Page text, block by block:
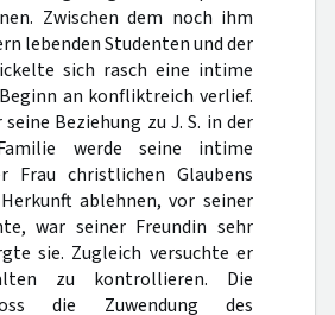
Zwischen dem noch ihm
lebenden Studenten und der
sich rasch eine intime
an konfliktreich verlief.
Beziehung zu J. S. in der
werde seine intime
Frau christlichen Glaubens
ablehnen, vor seiner
war seiner Freundin sehr
sie. Zugleich versuchte er
zu kontrollieren. Die
die Zuwendung des